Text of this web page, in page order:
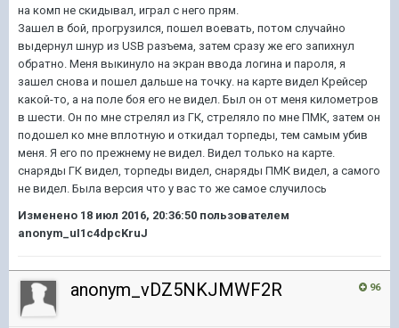
на комп не скидывал, играл с него прям.
Зашел в бой, прогрузился, пошел воевать, потом случайно
выдернул шнур из USB разъема, затем сразу же его запихнул
обратно. Меня выкинуло на экран ввода логина и пароля, я
зашел снова и пошел дальше на точку. на карте видел Крейсер
какой-то, а на поле боя его не видел. Был он от меня километров
в шести. Он по мне стрелял из ГК, стреляло по мне ПМК, затем он
подошел ко мне вплотную и откидал торпеды, тем самым убив
меня. Я его по прежнему не видел. Видел только на карте.
снаряды ГК видел, торпеды видел, снаряды ПМК видел, а самого
не видел. Была версия что у вас то же самое случилось
Изменено 18 июл 2016, 20:36:50 пользователем
anonym_uI1c4dpcKruJ
96
anonym_vDZ5NKJMWF2R